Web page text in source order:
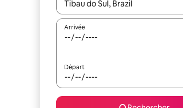
Lorsque les résultats s'affichent,
Arrivée
Départ